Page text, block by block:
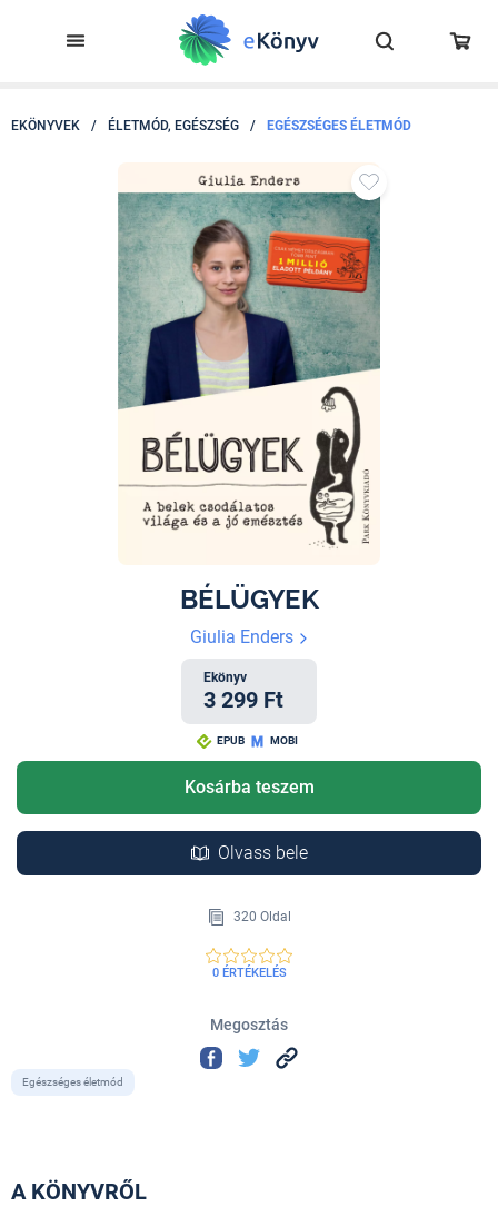
EKÖNYVEK / ÉLETMÓD, EGÉSZSÉG / EGÉSZSÉGES ÉLETMÓD
BÉLÜGYEK
Giulia Enders
Ekönyv
3 299 Ft
EPUB MOBI
Kosárba teszem
Olvass bele
320 Oldal
0 ÉRTÉKELÉS
Megosztás
Egészséges életmód
A KÖNYVRŐL